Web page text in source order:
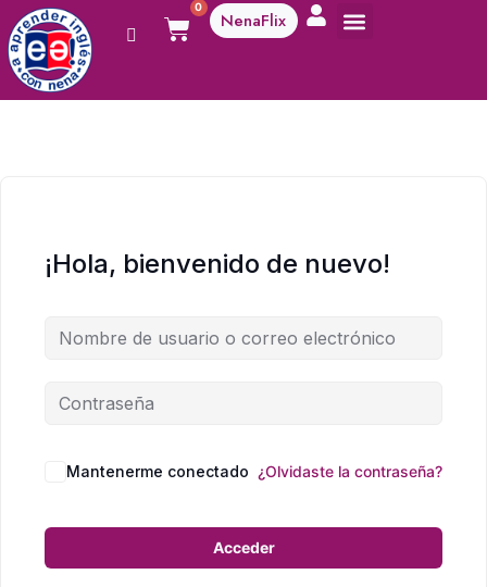
0
NenaFlix
¡Hola, bienvenido de nuevo!
Mantenerme conectado ¿Olvidaste la contraseña?
Acceder